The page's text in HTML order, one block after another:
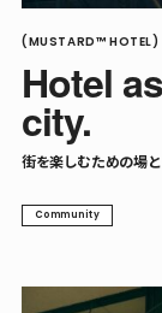
(MUSTARD™ HOTEL)
Hotel
city.
街を楽しむための場と
Community